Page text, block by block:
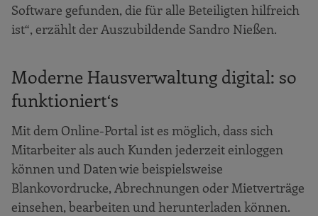
Software gefunden, die für alle Beteiligten hilfreich
ist“, erzählt der Auszubildende Sandro Nießen.
Moderne Hausverwaltung digital: so
funktioniert‘s
Mit dem Online-Portal ist es möglich, dass sich
Mitarbeiter als auch Kunden jederzeit einloggen
können und Daten wie beispielsweise
Blankovordrucke, Abrechnungen oder Mietverträge
einsehen, bearbeiten und herunterladen können.